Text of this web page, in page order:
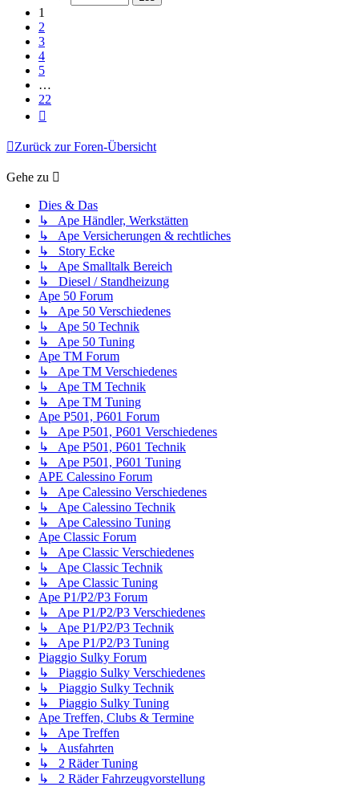
1
2
3
4
5
…
22
Zurück zur Foren-Übersicht
Gehe zu
Dies & Das
↳ Ape Händler, Werkstätten
↳ Ape Versicherungen & rechtliches
↳ Story Ecke
↳ Ape Smalltalk Bereich
↳ Diesel / Standheizung
Ape 50 Forum
↳ Ape 50 Verschiedenes
↳ Ape 50 Technik
↳ Ape 50 Tuning
Ape TM Forum
↳ Ape TM Verschiedenes
↳ Ape TM Technik
↳ Ape TM Tuning
Ape P501, P601 Forum
↳ Ape P501, P601 Verschiedenes
↳ Ape P501, P601 Technik
↳ Ape P501, P601 Tuning
APE Calessino Forum
↳ Ape Calessino Verschiedenes
↳ Ape Calessino Technik
↳ Ape Calessino Tuning
Ape Classic Forum
↳ Ape Classic Verschiedenes
↳ Ape Classic Technik
↳ Ape Classic Tuning
Ape P1/P2/P3 Forum
↳ Ape P1/P2/P3 Verschiedenes
↳ Ape P1/P2/P3 Technik
↳ Ape P1/P2/P3 Tuning
Piaggio Sulky Forum
↳ Piaggio Sulky Verschiedenes
↳ Piaggio Sulky Technik
↳ Piaggio Sulky Tuning
Ape Treffen, Clubs & Termine
↳ Ape Treffen
↳ Ausfahrten
↳ 2 Räder Tuning
↳ 2 Räder Fahrzeugvorstellung